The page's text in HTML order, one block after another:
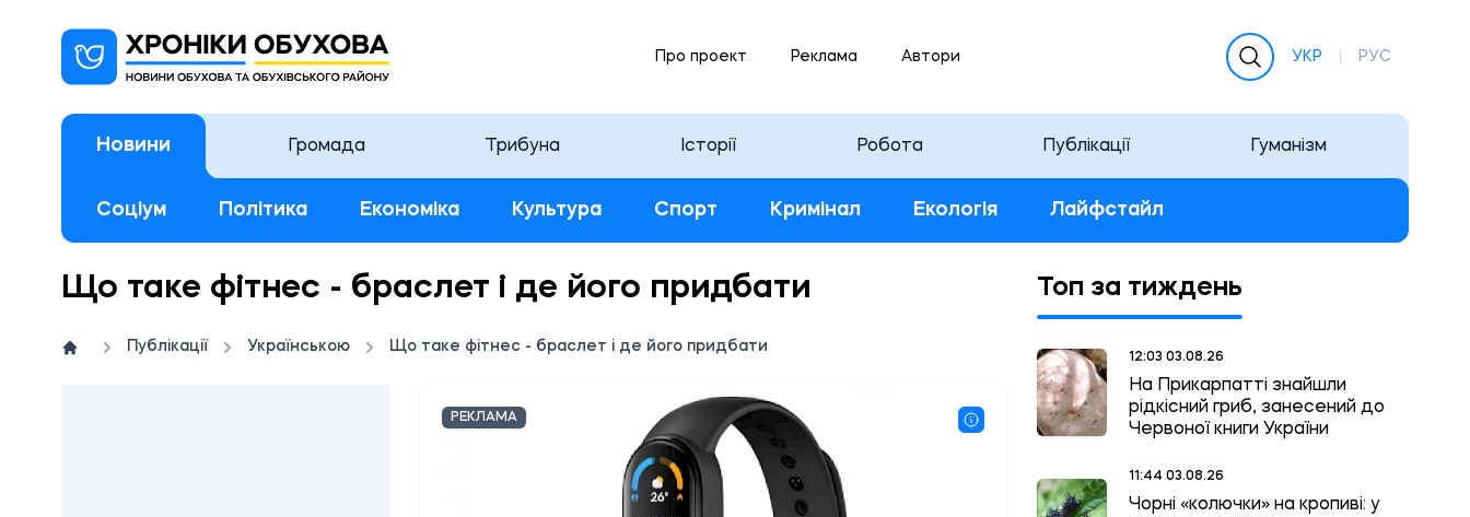
Про проект Реклама Автори УКР РУС
Новини Громада Трибуна Історії Робота Публікації Гуманізм
Соціум Політика Економіка Культура Спорт Кримінал Екологія Лайфстайл
Що таке фітнес - браслет і де його придбати
Публікації Українською Що таке фітнес - браслет і де його придбати
РЕКЛАМА
Топ за тиждень
12:03 03.08.26
На Прикарпатті знайшли
рідкісний гриб, занесений до
Червоної книги України
11:44 03.08.26
Чорні «колючки» на кропиві: у